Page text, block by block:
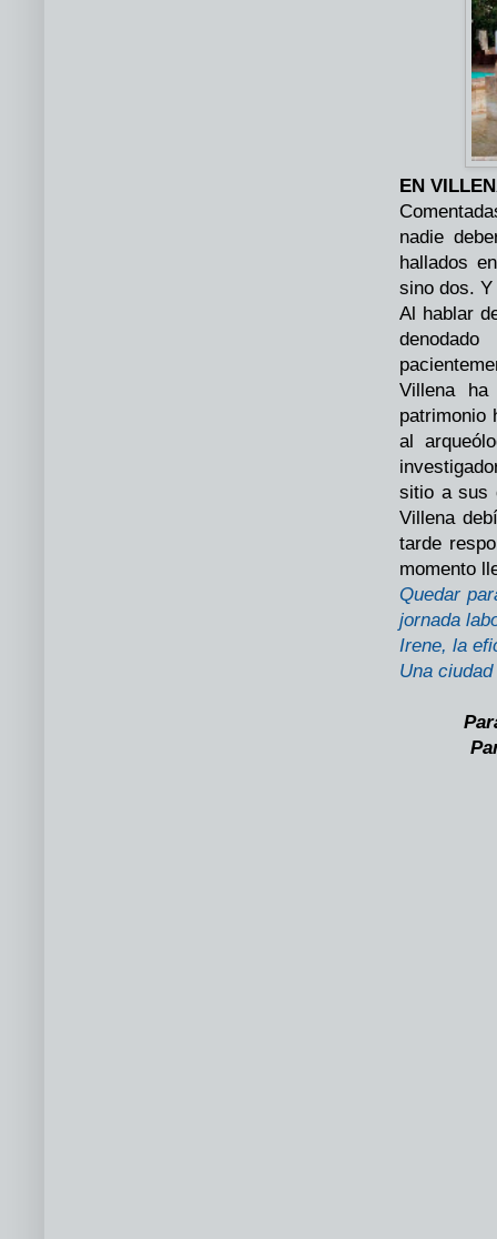
EN
nadie
hallados
sino dos. Y
Al hablar
Villena
patrimonio
al
sitio a sus
Villena
tarde
momento
Quedar
jornada
Irene, la
Una